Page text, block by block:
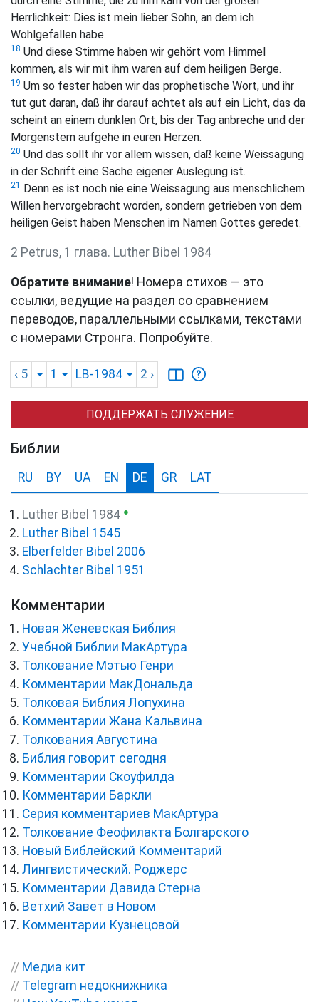
Herrlichkeit: Dies ist mein lieber Sohn, an dem ich
Wohlgefallen habe.
18 Und diese Stimme haben wir gehört vom Himmel
kommen, als wir mit ihm waren auf dem heiligen Berge.
19 Um so fester haben wir das prophetische Wort, und ihr
tut gut daran, daß ihr darauf achtet als auf ein Licht, das da
scheint an einem dunklen Ort, bis der Tag anbreche und der
Morgenstern aufgehe in euren Herzen.
20 Und das sollt ihr vor allem wissen, daß keine Weissagung
in der Schrift eine Sache eigener Auslegung ist.
21
Denn es ist noch nie eine Weissagung aus menschlichem
Willen hervorgebracht worden, sondern getrieben von dem
heiligen Geist haben Menschen im Namen Gottes geredet.
2 Petrus, 1 глава. Luther Bibel 1984
Обратите внимание! Номера стихов — это
ссылки, ведущие на раздел со сравнением
переводов, параллельными ссылками, текстами
с номерами Стронга. Попробуйте.
‹ 5 1 LB-1984 2 ›
ПОДДЕРЖАТЬ СЛУЖЕНИЕ
Библии
RU BY UA EN DE GR LAT
Luther Bibel 1984 ●
Luther Bibel 1545
Elberfelder Bibel 2006
Schlachter Bibel 1951
Комментарии
Новая Женевская Библия
Учебной Библии МакАртура
Толкование Мэтью Генри
Комментарии МакДональда
Толковая Библия Лопухина
Комментарии Жана Кальвина
Толкования Августина
Библия говорит сегодня
Комментарии Скоуфилда
Комментарии Баркли
Серия комментариев МакАртура
Толкование Феофилакта Болгарского
Новый Библейский Комментарий
Лингвистический. Роджерс
Комментарии Давида Стерна
Ветхий Завет в Новом
Комментарии Кузнецовой
// Медиа кит
// Telegram недокнижника